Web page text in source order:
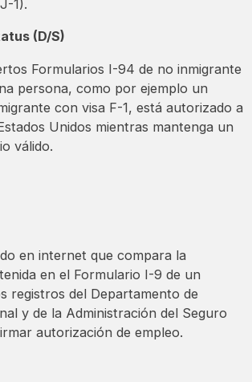
1).
(D/S)
Formularios I-94 de no inmigrante
persona, como por ejemplo un
con visa F-1, está autorizado a
Unidos mientras mantenga un
válido.
en internet que compara la
en el Formulario I-9 de un
registros del Departamento de
y de la Administración del Seguro
autorización de empleo.